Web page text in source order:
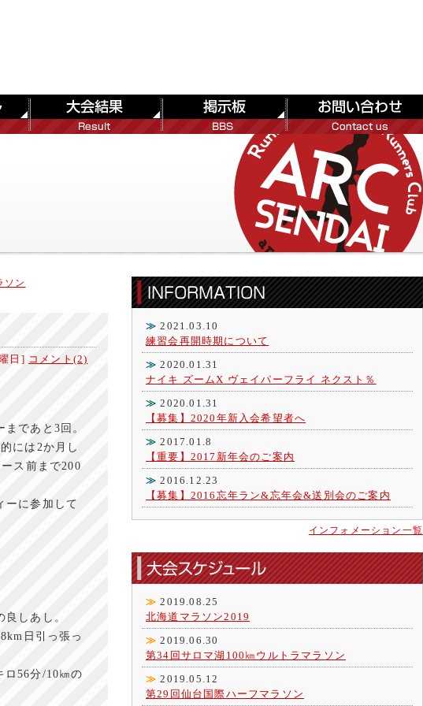
ソン
日] コメント(2)
であと3回。
には2か月し
ス前まで200
ーに参加して
しあし。
日引っ張っ
ロ56分/10㎞の
≫ 2021.03.10
練習会再開時期について
≫ 2020.01.31
ナイキ ズームX ヴェイパーフライ ネクスト％
≫ 2020.01.31
【募集】2020年新入会希望者へ
≫ 2017.01.8
【重要】2017新年会のご案内
≫ 2016.12.23
【募集】2016忘年ラン&忘年会&送別会のご案内
インフォメーション一覧
≫ 2019.08.25
北海道マラソン2019
≫ 2019.06.30
第34回サロマ湖100㎞ウルトラマラソン
≫ 2019.05.12
第29回仙台国際ハーフマラソン